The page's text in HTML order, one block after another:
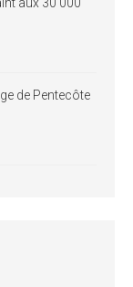
de Pentecôte